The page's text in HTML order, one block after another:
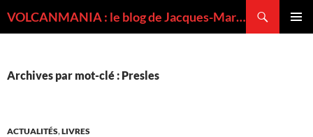
VOLCANMANIA : le blog de Jacques-Marie BARDINTZEFF, volcanologue
Archives par mot-clé : Presles
ACTUALITÉS,LIVRES